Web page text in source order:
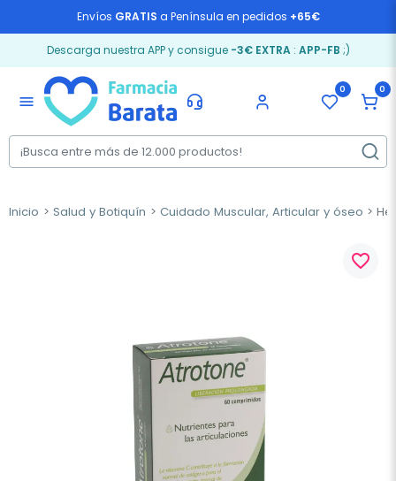
Envíos GRATIS a Península en pedidos +65€
Descarga nuestra APP y consigue -3€ EXTRA: APP-FB ;)
menu
0 0
Inicio Salud y Botiquín Cuidado Muscular, Articular y óseo
favorite_border